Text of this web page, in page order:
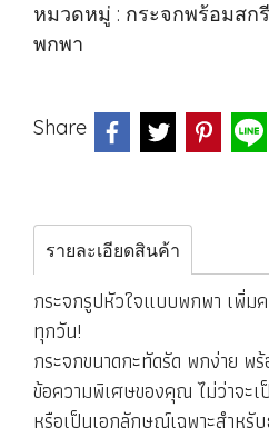
หมวดหมู่ : กระจกพร้อมสก
พกพา
Share
รายละเอียดสินค้า
กระจกรูปหัวใจแบบพกพา เพิ่ม
ทุกวัน!
กระจกขนาดกะทัดรัด พกง่าย พ
ข้อความพิเศษของคุณ ไม่ว่าจะ
หรือเป็นเอกลักษณ์เฉพาะสำหรั